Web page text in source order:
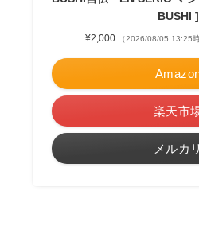
BUSHI ]
¥2,000 （2026/08/05 13:25
楽天市
メルカリ